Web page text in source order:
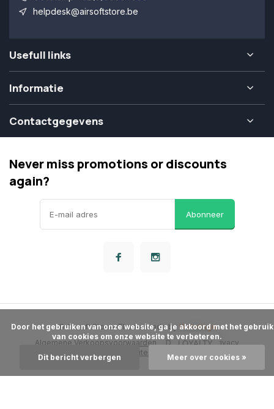
helpdesk@airsoftstore.be
Usefull links
Informatie
Contactgegevens
Never miss promotions or discounts
again?
Abonneer
Algemene Verkoopsvoorwaarden Disclaimer
Privacy
Sitemap
© Airsoft Store- Theme made by Webdinge
van cookies om onze website te verbeteren.
Dit bericht verbergen Meer over cookies »
LOYALTY